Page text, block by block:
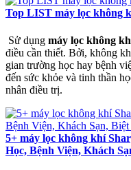
Top LIST máy lọc không
Sử dụng máy lọc không
điều cần thiết. Bởi, không
gian trường học hay bệnh
đến sức khỏe và tinh thần
nhân điều trị.
5+ máy lọc không khí
Học, Bệnh Viện, Khách